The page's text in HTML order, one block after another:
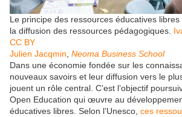
Le principe des ressources éducatives
la diffusion des ressources pédagogiques.
CC BY
Julien Jacqmin Neoma Business School
Dans une économie fondée sur les
nouveaux savoirs et leur diffusion vers le
jouent un rôle central. C’est l’objectif
Open Education qui œuvre au
éducatives libres. Selon l’Unesco, ces